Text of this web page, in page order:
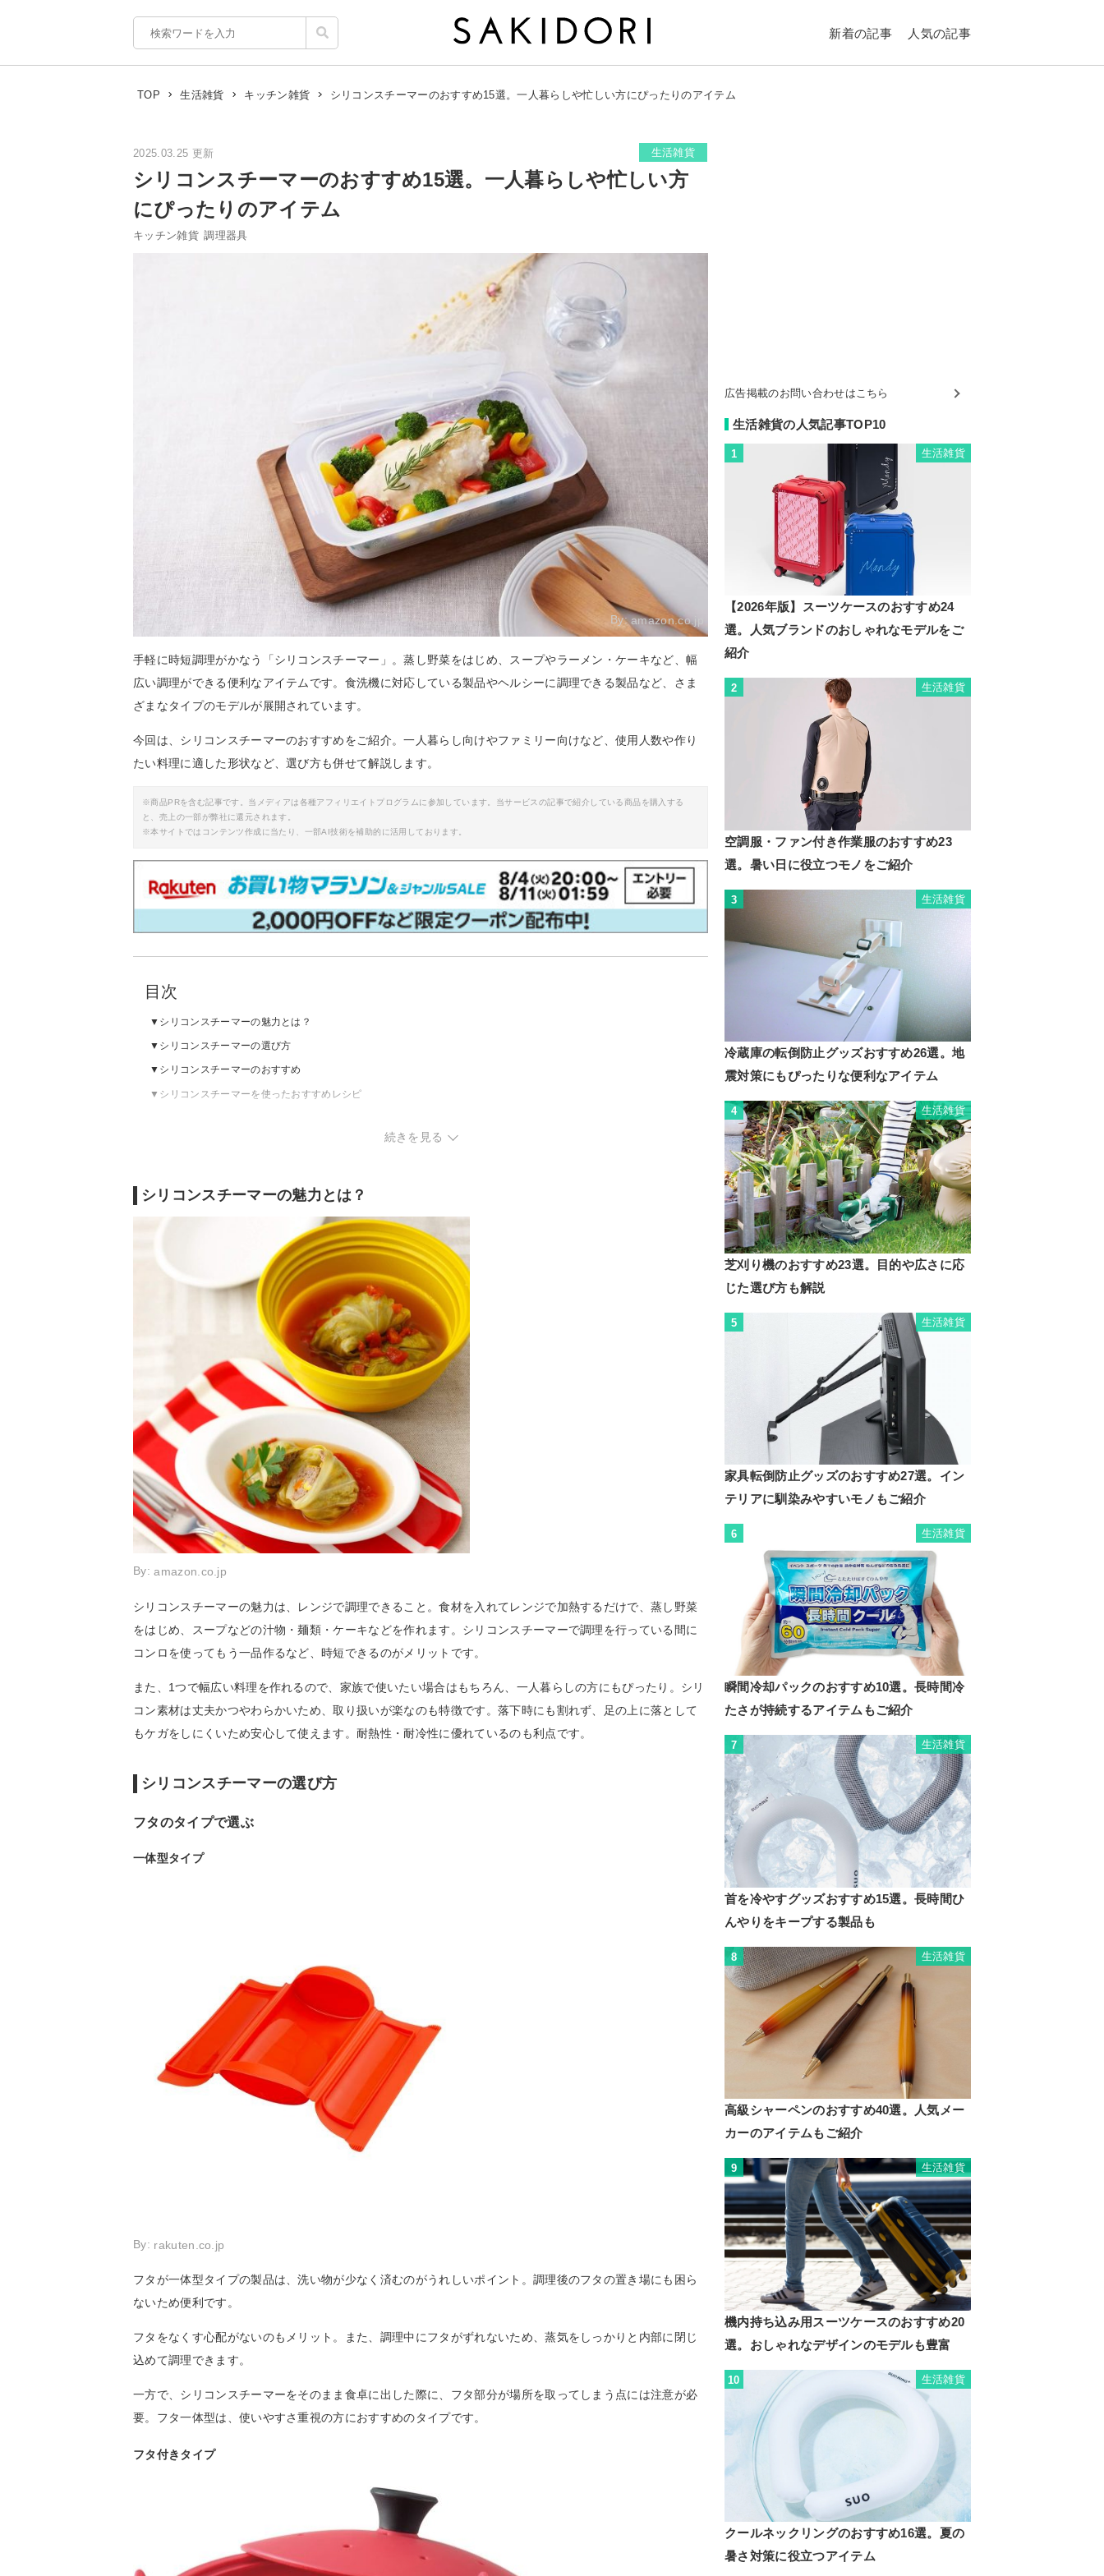
新着の記事 人気の記事
TOP 生活雑貨 キッチン雑貨 シリコンスチーマーのおすすめ15選。一人暮らしや忙しい方にぴったりのアイテム
2025.03.25 更新 生活雑貨
シリコンスチーマーのおすすめ15選。一人暮らしや忙しい方
にぴったりのアイテム
キッチン雑貨 調理器具
By:amazon.co.jp
手軽に時短調理がかなう「シリコンスチーマー」。蒸し野菜をはじめ、スープやラーメン・ケーキなど、幅
広い調理ができる便利なアイテムです。食洗機に対応している製品やヘルシーに調理できる製品など、さま
ざまなタイプのモデルが展開されています。
今回は、シリコンスチーマーのおすすめをご紹介。一人暮らし向けやファミリー向けなど、使用人数や作り
たい料理に適した形状など、選び方も併せて解説します。
※商品PRを含む記事です。当メディアは各種アフィリエイトプログラムに参加しています。当サービスの記事で紹介している商品を購入する
と、売上の一部が弊社に還元されます。
※本サイトではコンテンツ作成に当たり、一部AI技術を補助的に活用しております。
目次
シリコンスチーマーの魅力とは？
シリコンスチーマーの選び方
シリコンスチーマーのおすすめ
シリコンスチーマーを使ったおすすめレシピ
続きを見る
シリコンスチーマーの魅力とは？
By:amazon.co.jp
シリコンスチーマーの魅力は、レンジで調理できること。食材を入れてレンジで加熱するだけで、蒸し野菜
をはじめ、スープなどの汁物・麺類・ケーキなどを作れます。シリコンスチーマーで調理を行っている間に
コンロを使ってもう一品作るなど、時短できるのがメリットです。
また、1つで幅広い料理を作れるので、家族で使いたい場合はもちろん、一人暮らしの方にもぴったり。シリ
コン素材は丈夫かつやわらかいため、取り扱いが楽なのも特徴です。落下時にも割れず、足の上に落として
もケガをしにくいため安心して使えます。耐熱性・耐冷性に優れているのも利点です。
シリコンスチーマーの選び方
フタのタイプで選ぶ
一体型タイプ
By: rakuten.co.jp
フタが一体型タイプの製品は、洗い物が少なく済むのがうれしいポイント。調理後のフタの置き場にも困ら
ないため便利です。
フタをなくす心配がないのもメリット。また、調理中にフタがずれないため、蒸気をしっかりと内部に閉じ
込めて調理できます。
一方で、シリコンスチーマーをそのまま食卓に出した際に、フタ部分が場所を取ってしまう点には注意が必
要。フタ一体型は、使いやすさ重視の方におすすめのタイプです。
フタ付きタイプ
広告掲載のお問い合わせはこちら
生活雑貨の人気記事TOP10
1 生活雑貨
【2026年版】スーツケースのおすすめ24
選。人気ブランドのおしゃれなモデルをご
紹介
2 生活雑貨
空調服・ファン付き作業服のおすすめ23
選。暑い日に役立つモノをご紹介
3 生活雑貨
冷蔵庫の転倒防止グッズおすすめ26選。地
震対策にもぴったりな便利なアイテム
4 生活雑貨
芝刈り機のおすすめ23選。目的や広さに応
じた選び方も解説
5 生活雑貨
家具転倒防止グッズのおすすめ27選。イン
テリアに馴染みやすいモノもご紹介
6 生活雑貨
瞬間冷却パックのおすすめ10選。長時間冷
たさが持続するアイテムもご紹介
7 生活雑貨
首を冷やすグッズおすすめ15選。長時間ひ
んやりをキープする製品も
8 生活雑貨
高級シャーペンのおすすめ40選。人気メー
カーのアイテムもご紹介
9 生活雑貨
機内持ち込み用スーツケースのおすすめ20
選。おしゃれなデザインのモデルも豊富
10 生活雑貨
クールネックリングのおすすめ16選。夏の
暑さ対策に役立つアイテム